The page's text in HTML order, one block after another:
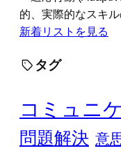
的、実際的なスキ
新着リストを見る
タグ
コミュニ
問題解決 意